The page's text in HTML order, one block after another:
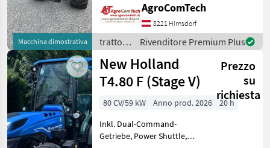
Macchina dimostrativa
Seitenstabilsierung
Hangneigung trazione:
Trazione integrale, Cambio
continuo (CVT), Numero di
giri della p
AgroComTech
8221 Hirnsdorf
trattori
/ Deutz
Fahr
Rivenditore Premium Plus
New Holland
T4.80 F (Stage V)
Prezzo
su
richiesta
80 CV/59 kW Anno prod. 2026
20 h
Inkl. Dual-Command-
Getriebe, Power Shuttle,